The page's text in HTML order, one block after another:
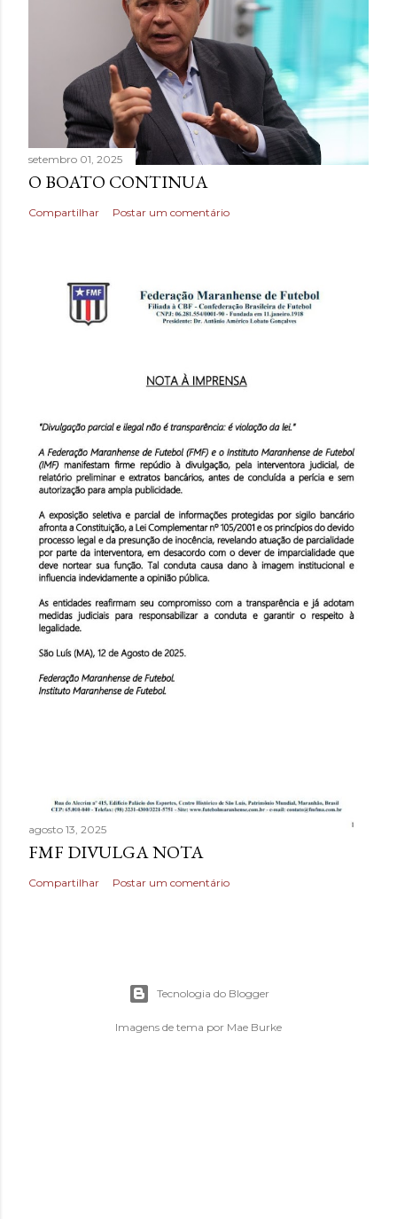
setembro 01, 2025
O BOATO CONTINUA
Compartilhar Postar um comentário
agosto 13, 2025
FMF DIVULGA NOTA
Compartilhar Postar um comentário
Tecnologia do Blogger
Imagens de tema por Mae Burke